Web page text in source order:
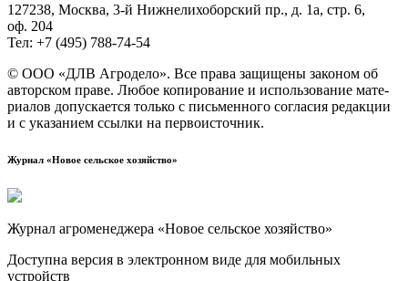
127238, Москва, 3‑й Ниж­не­ли­хо­бор­ский пр., д. 1а, стр. 6,
оф. 204
Тел: +7 (495) 788‑74‑54
© ООО «ДЛВ Агро­де­ло». Все пра­ва защи­ще­ны зако­ном об
автор­ском пра­ве. Любое копи­ро­ва­ние и исполь­зо­ва­ние мате­
ри­а­лов допус­ка­ет­ся толь­ко с пись­мен­но­го согла­сия редак­ции
и с ука­за­ни­ем ссыл­ки на первоисточник.
Журнал «Новое сельское хозяйство»
Журнал агроменеджера «Новое сельское хозяйство»
Доступна версия в электронном виде для мобильных
устройств